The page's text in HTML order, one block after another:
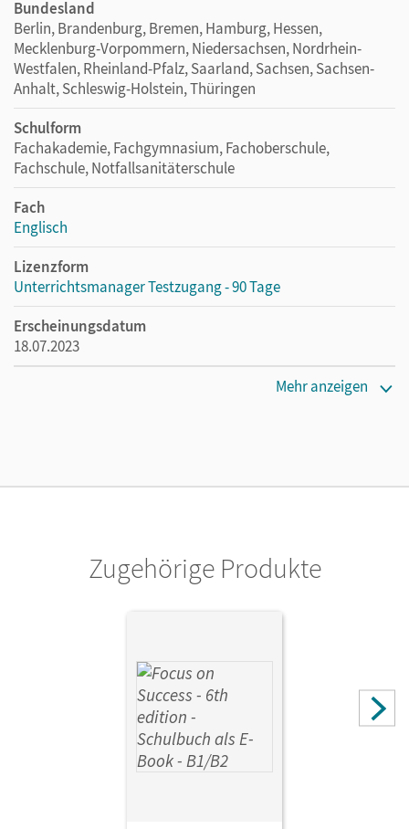
Bundesland
Berlin, Brandenburg, Bremen, Hamburg, Hessen,
Mecklenburg-Vorpommern, Niedersachsen, Nordrhein-
Westfalen, Rheinland-Pfalz, Saarland, Sachsen, Sachsen-
Anhalt, Schleswig-Holstein, Thüringen
Schulform
Fachakademie, Fachgymnasium, Fachoberschule,
Fachschule, Notfallsanitäterschule
Fach
Englisch
Lizenzform
Unterrichtsmanager Testzugang - 90 Tage
Erscheinungsdatum
18.07.2023
Cornelsen Verlag
Mehr anzeigen
Zugehörige Produkte